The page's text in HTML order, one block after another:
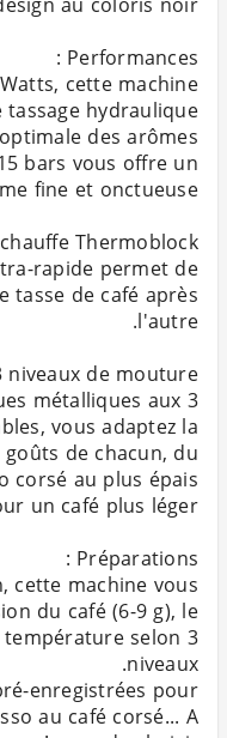
cette machine
hydraulique
des arômes
bars vous offre un
rapide permet de
tasse de café après
métalliques aux 3
vous adaptez la
de chacun, du
corsé au plus épais
cette machine vous
du café (6-9 g), le
selon 3
enregistrées pour
au café corsé... A